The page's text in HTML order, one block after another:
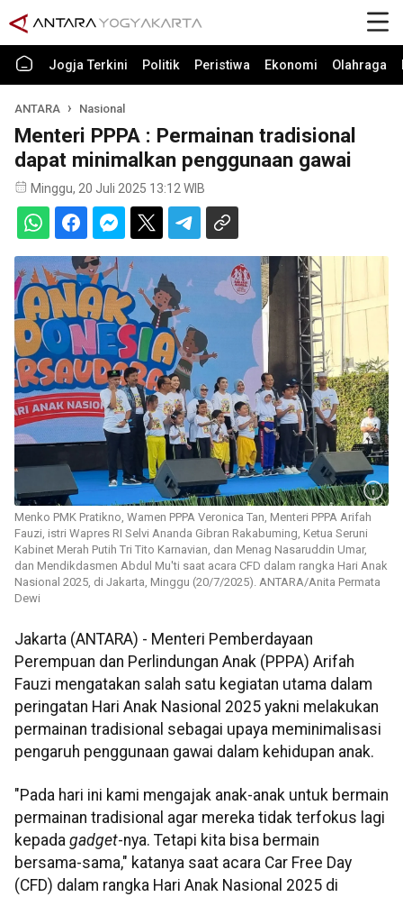
Jogja Terkini Politik Peristiwa Ekonomi Olahraga
ANTARA Nasional
Menteri PPPA : Permainan tradisional
dapat minimalkan penggunaan gawai
Minggu, 20 Juli 2025 13:12 WIB
Menko PMK Pratikno, Wamen PPPA Veronica Tan, Menteri PPPA Arifah
Fauzi, istri Wapres RI Selvi Ananda Gibran Rakabuming, Ketua Seruni
Kabinet Merah Putih Tri Tito Karnavian, dan Menag Nasaruddin Umar,
dan Mendikdasmen Abdul Mu'ti saat acara CFD dalam rangka Hari Anak
Nasional 2025, di Jakarta, Minggu (20/7/2025). ANTARA/Anita Permata
Dewi
Jakarta (ANTARA) - Menteri Pemberdayaan
Perempuan dan Perlindungan Anak (PPPA) Arifah
Fauzi mengatakan salah satu kegiatan utama dalam
peringatan Hari Anak Nasional 2025 yakni melakukan
permainan tradisional sebagai upaya meminimalisasi
pengaruh penggunaan gawai dalam kehidupan anak.
"Pada hari ini kami mengajak anak-anak untuk bermain
permainan tradisional agar mereka tidak terfokus lagi
kepada gadget-nya. Tetapi kita bisa bermain
bersama-sama," katanya saat acara Car Free Day
(CFD) dalam rangka Hari Anak Nasional 2025 di